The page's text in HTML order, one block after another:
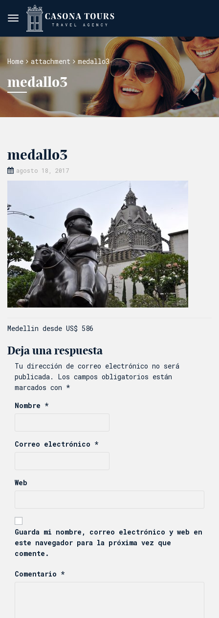
Home attachment medallo3
medallo3
medallo3
agosto 18, 2017
Navegación
de
entradas
Medellin desde US$ 586
Deja una respuesta
Tu dirección de correo electrónico no será
publicada.
Los campos obligatorios están
marcados con *
Nombre *
Correo electrónico *
Web
Guarda mi nombre, correo electrónico y web en
este navegador para la próxima vez que
comente.
Comentario *